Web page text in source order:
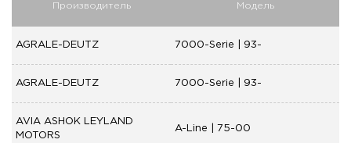
Производитель Модель
AGRALE-DEUTZ 7000-Serie | 93-
AGRALE-DEUTZ 7000-Serie | 93-
AVIA ASHOK LEYLAND
MOTORS
A-Line | 75-00